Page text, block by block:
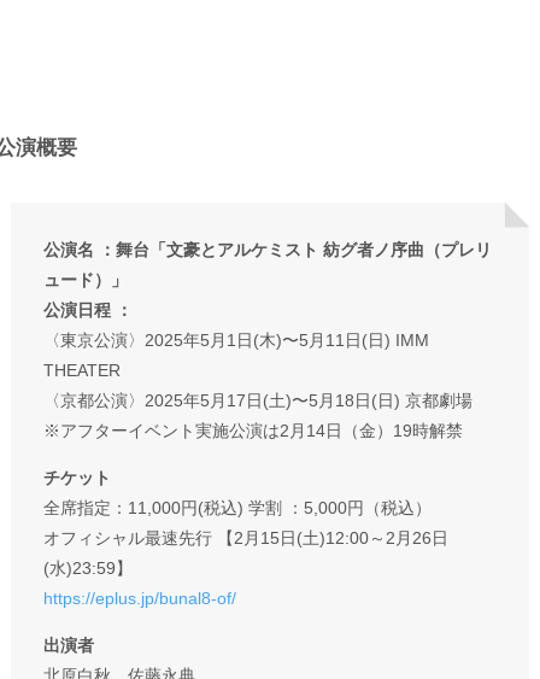
演概要
公演名 ：舞台「文豪とアルケミスト 紡グ者ノ序曲（プレリ
ュード）」
公演日程 ：
〈東京公演〉2025年5月1日(木)〜5月11日(日) IMM
THEATER
〈京都公演〉2025年5月17日(土)〜5月18日(日) 京都劇場
※アフターイベント実施公演は2月14日（金）19時解禁
チケット
全席指定：11,000円(税込) 学割 ：5,000円（税込）
オフィシャル最速先行 【2月15日(土)12:00～2月26日
(水)23:59】
https://eplus.jp/bunal8-of/
出演者
北原白秋 佐藤永典